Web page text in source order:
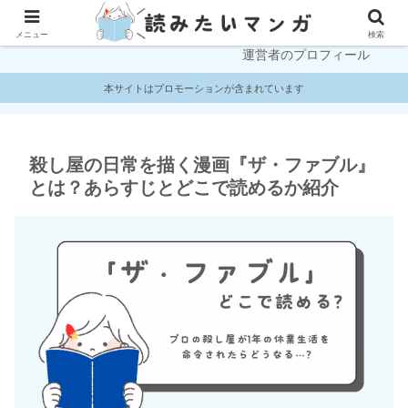
プライバシーポリシー お問い合わせ
運営者のプロフィール
本サイトはプロモーションが含まれています
殺し屋の日常を描く漫画『ザ・ファブル』
とは？あらすじとどこで読めるか紹介
メニュー 検索